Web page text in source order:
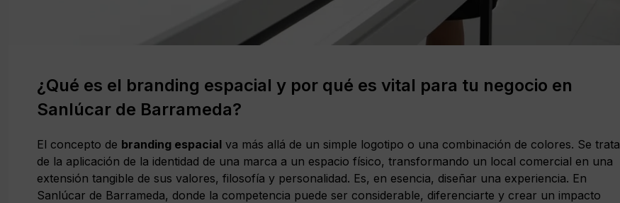
¿Qué es el branding espacial y por qué es vital para tu negocio en
Sanlúcar de Barrameda?
El concepto de branding espacial va más allá de un simple logotipo o una combinación de colores. Se trata
de la aplicación de la identidad de una marca a un espacio físico, transformando un local comercial en una
extensión tangible de sus valores, filosofía y personalidad. Es, en esencia, diseñar una experiencia. En
Sanlúcar de Barrameda, donde la competencia puede ser considerable, diferenciarte y crear un impacto